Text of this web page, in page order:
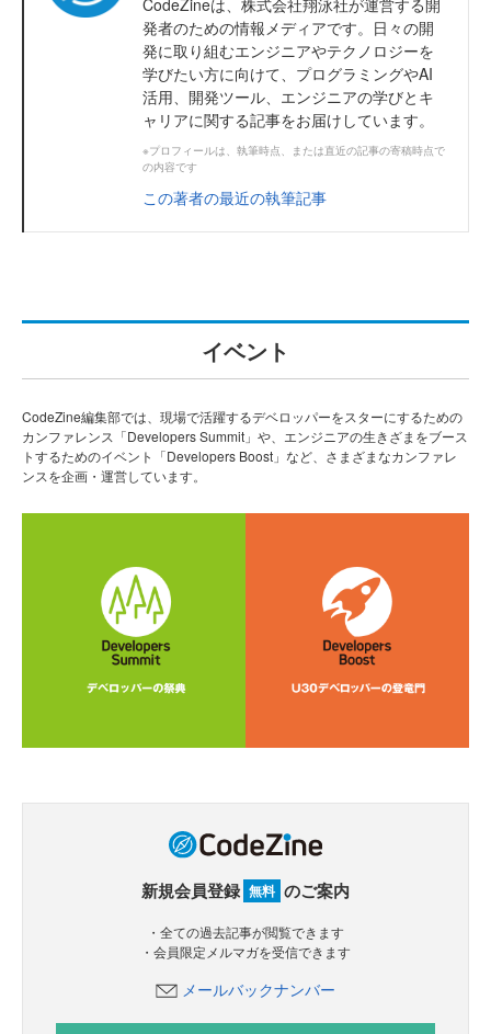
発者のための情報メディアです。日々の開
発に取り組むエンジニアやテクノロジーを
学びたい方に向けて、プログラミングやAI
活用、開発ツール、エンジニアの学びとキ
ャリアに関する記事をお届けしています。
※プロフィールは、執筆時点、または直近の記事の寄稿時点で
の内容です
この著者の最近の執筆記事
イベント
CodeZine編集部では、現場で活躍するデベロッパーをスターにするための
カンファレンス「Developers Summit」や、エンジニアの生きざまをブース
トするためのイベント「Developers Boost」など、さまざまなカンファレ
ンスを企画・運営しています。
新規会員登録 無料 のご案内
・全ての過去記事が閲覧できます
・会員限定メルマガを受信できます
メールバックナンバー